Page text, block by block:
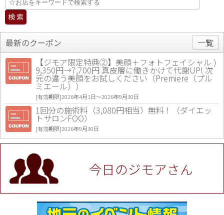
最新のクーポン
一覧
【ジモア限定特典②】美顔＋フォトフェイシャル )
9,350円→7,700円 真皮層に働きかけて代謝UP! 次
元の違う美顔をお試しください（Premiere（プル
ミエール））
[有効期限]2026年4月1日〜2026年9月30日
1回分の施術料（3,080円相当）無料！（ダイエッ
トサロンFOO）
[有効期限]2026年9月30日
値段提示後「ジモア見た」で更に買い取り金額 U
P！※チケットと新品商品は除く（大黒屋 高田馬場
駅前店）
[有効期限]2026年9月30日
★ジモア限定特典★ お会計より全品5％OFF（ナチ
ュラル＆ハンドメイドショップ［マキマキ］）
[有効期限]2026年9月30日まで
今日のジモアさん